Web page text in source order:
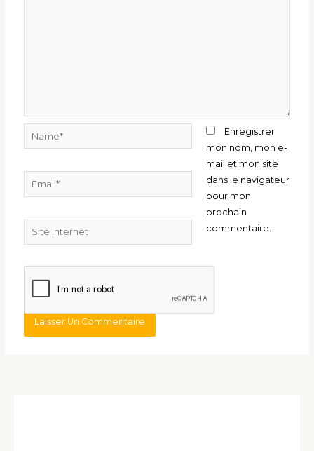
Email*
Site
Internet
Enregistrer
mon nom, mon e-
mail et mon site
dans le navigateur
pour mon
prochain
commentaire.